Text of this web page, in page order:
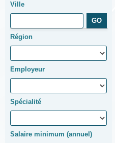
Ville
Région
Employeur
Spécialité
Salaire minimum (annuel)